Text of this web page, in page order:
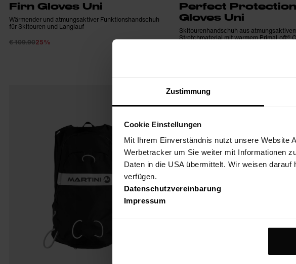
Zustimmung
Cookie Einstellungen
Mit Ihrem Einverständnis nutzt unsere Website
Werbetracker um Sie weiter mit Informationen
Daten in die USA übermittelt. Wir weisen
verfügen.
Datenschutzvereinbarung
Impressum
Firn Gloves Uni
Wärmender und atmungsaktiver Funktionshandschuh
für Skitouren und Langlauf
€ 109.9025%
Perfect Protection
Gloves Uni
Skitourenhandschuh aus
Stretchmaterial mit warmem PrimaLoft®